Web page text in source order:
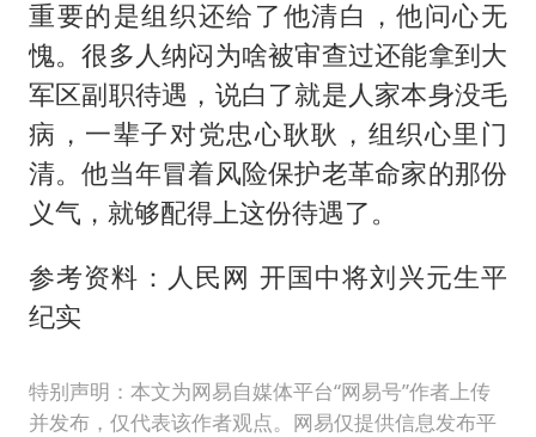
重要的是组织还给了他清白，他问心无
愧。很多人纳闷为啥被审查过还能拿到大
军区副职待遇，说白了就是人家本身没毛
病，一辈子对党忠心耿耿，组织心里门
清。他当年冒着风险保护老革命家的那份
义气，就够配得上这份待遇了。
参考资料：人民网 开国中将刘兴元生平
纪实
特别声明：本文为网易自媒体平台“网易号”作者上传
并发布，仅代表该作者观点。网易仅提供信息发布平